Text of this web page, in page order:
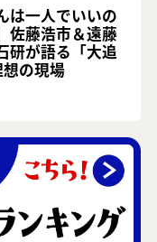
は一人でいいの
佐藤浩市＆遠藤
研が語る「大追
の現場